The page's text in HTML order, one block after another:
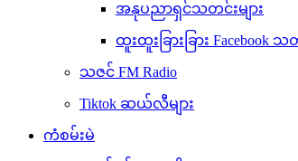
အနုပညာရှင်သတင်းများ
ထူးထူးခြားခြား Facebook သ
သဇင် FM Radio
Tiktok ဆယ်လီများ
ကံစမ်းမဲ